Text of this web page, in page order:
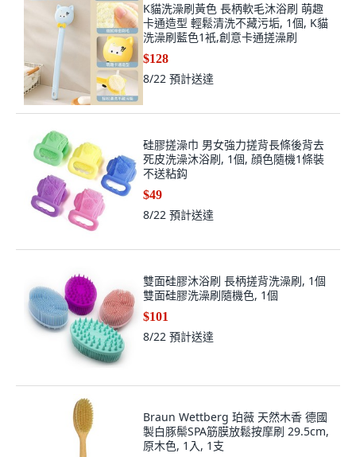
K貓洗澡刷黃色 長柄軟毛沐浴刷 萌趣
卡通造型 輕鬆清洗不藏污垢, 1個, K貓
洗澡刷藍色1衹,創意卡通搓澡刷
$128
8/22 預計送達
硅膠搓澡巾 男女強力搓背長條後背去
死皮洗澡沐浴刷, 1個, 顔色隨機1條裝
不送粘鈎
$49
8/22 預計送達
雙面硅膠沐浴刷 長柄搓背洗澡刷, 1個
雙面硅膠洗澡刷隨機色, 1個
$101
8/22 預計送達
Braun Wettberg 珀薇 天然木香 德國
製白豚鬃SPA筋膜放鬆按摩刷 29.5cm,
原木色, 1入, 1支